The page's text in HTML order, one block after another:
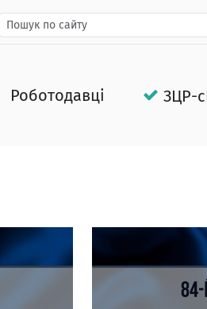
Роботодавці ЗЦР-